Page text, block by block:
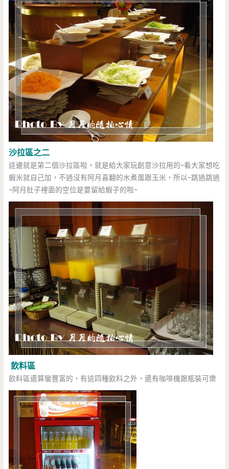
沙拉區之二
這邊就是第二個沙拉區啦，就是給大家玩創意沙拉用的~看大家想吃
蝦米就自己加，不過沒有阿月喜翻的水煮蛋跟玉米，所以~跳過跳過
~阿月肚子裡面的空位是要留給蝦子的啦~
飲料區
飲料區還算蠻豐富的，有這四種飲料之外，還有咖啡機跟瓶裝可樂